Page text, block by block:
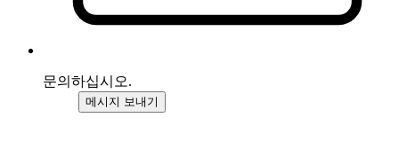
문의하십시오.
메시지 보내기